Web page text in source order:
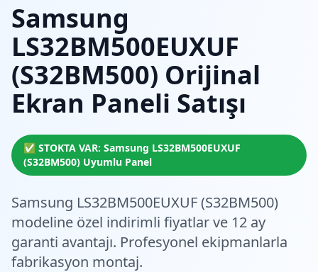
Samsung
LS32BM500EUXUF
(S32BM500) Orijinal
Ekran Paneli Satışı
✅ STOKTA VAR: Samsung LS32BM500EUXUF
(S32BM500) Uyumlu Panel
Samsung LS32BM500EUXUF (S32BM500)
modeline özel indirimli fiyatlarve 12 ay
garanti avantajı. Profesyonel ekipmanlarla
fabrikasyon montaj.